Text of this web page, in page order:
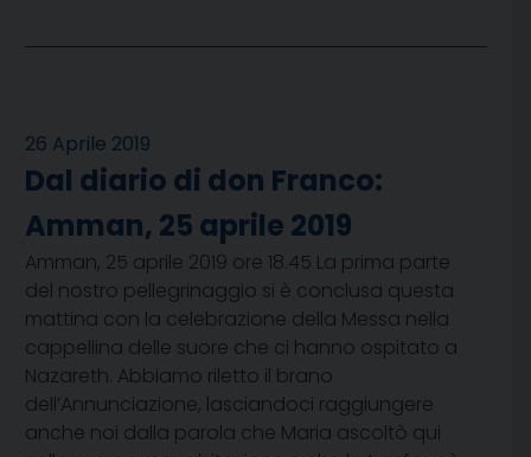
26 Aprile 2019
Dal diario di don Franco:
Amman, 25 aprile 2019
Amman, 25 aprile 2019 ore 18.45 La prima parte
del nostro pellegrinaggio si è conclusa questa
mattina con la celebrazione della Messa nella
cappellina delle suore che ci hanno ospitato a
Nazareth. Abbiamo riletto il brano
dell’Annunciazione, lasciandoci raggiungere
anche noi dalla parola che Maria ascoltò qui